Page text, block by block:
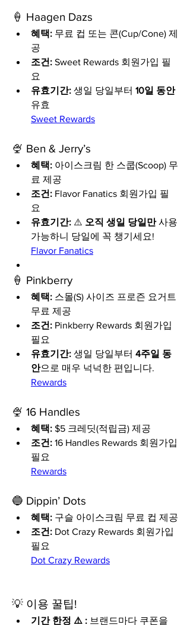
🍦 Haagen Dazs
혜택: 무료 컵 또는 콘(Cup/Cone) 제
공
조건: Sweet Rewards 회원가입 필
요
유효기간: 생일 당일부터 10일 동안
유효
Sweet Rewards
🍨 Ben & Jerry’s
혜택: 아이스크림 한 스쿱(Scoop) 무
료 제공
조건: Flavor Fanatics 회원가입 필
요
유효기간: ⚠️ 오직 생일 당일만 사용
가능하니 당일에 꼭 챙기세요!
Flavor Fanatics
🍦 Pinkberry
혜택: 스몰(S) 사이즈 프로즌 요거트
무료 제공
조건: Pinkberry Rewards 회원가입
필요
유효기간: 생일 당일부터 4주일 동
안으로 매우 넉넉한 편입니다.
Rewards
🍨 16 Handles
혜택: $5 크레딧(적립금) 제공
조건: 16 Handles Rewards 회원가입
필요
Rewards
🔵 Dippin’ Dots
혜택: 구슬 아이스크림 무료 컵 제공
조건: Dot Crazy Rewards 회원가입
필요
Dot Crazy Rewards
💡 이용 꿀팁!
기간 한정 ⚠️ : 브랜드마다 쿠폰을